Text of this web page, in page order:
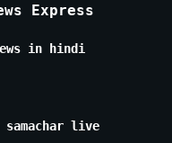
Express
in hindi
live